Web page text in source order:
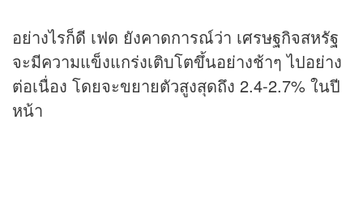
อย่างไรก็ดี เฟด ยังคาดการณ์ว่า เศรษฐกิจสหรัฐ
จะมีความแข็งแกร่งเติบโตขึ้นอย่างช้าๆ ไปอย่าง
ต่อเนื่อง โดยจะขยายตัวสูงสุดถึง 2.4-2.7% ในปี
หน้า